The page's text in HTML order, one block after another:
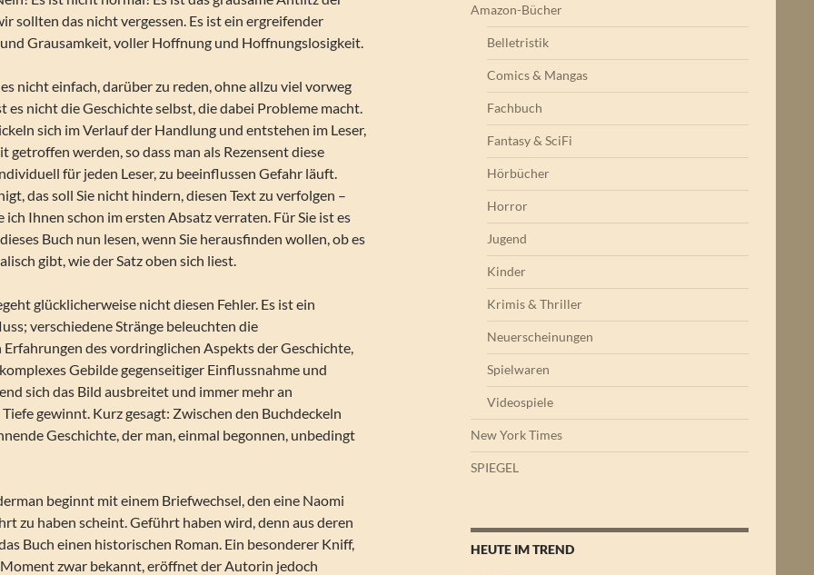
sollten das nicht vergessen. Es ist ein ergreifender
Grausamkeit, voller Hoffnung und Hoffnungslosigkeit.
nicht einfach, darüber zu reden, ohne allzu viel vorweg
es nicht die Geschichte selbst, die dabei Probleme macht.
sich im Verlauf der Handlung und entstehen im Leser,
getroffen werden, so dass man als Rezensent diese
für jeden Leser, zu beeinflussen Gefahr läuft.
das soll Sie nicht hindern, diesen Text zu verfolgen –
ich Ihnen schon im ersten Absatz verraten. Für Sie ist es
Buch nun lesen, wenn Sie herausfinden wollen, ob es
gibt, wie der Satz oben sich liest.
glücklicherweise nicht diesen Fehler. Es ist ein
verschiedene Stränge beleuchten die
des vordringlichen Aspekts der Geschichte,
Gebilde gegenseitiger Einflussnahme und
sich das Bild ausbreitet und immer mehr an
gewinnt. Kurz gesagt: Zwischen den Buchdeckeln
Geschichte, der man, einmal begonnen, unbedingt
beginnt mit einem Briefwechsel, den eine Naomi
zu haben scheint. Geführt haben wird, denn aus deren
Buch einen historischen Roman. Ein besonderer Kniff,
zwar bekannt, eröffnet der Autorin jedoch
Amazon-Bücher
Belletristik
Comics & Mangas
Fachbuch
Fantasy & SciFi
Hörbücher
Horror
Jugend
Kinder
Krimis & Thriller
Neuerscheinungen
Spielwaren
Videospiele
New York Times
SPIEGEL
HEUTE IM TREND